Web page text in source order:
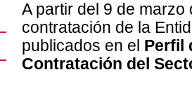
A partir del 9 de
contratación de la
publicados en el Perfil
Contratación del